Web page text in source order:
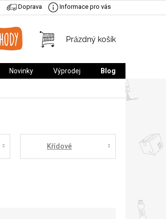
Doprava Informace pro vás
NÁKUPNÍ
Prázdný košík
Novinky Výprodej Blog
Křídové